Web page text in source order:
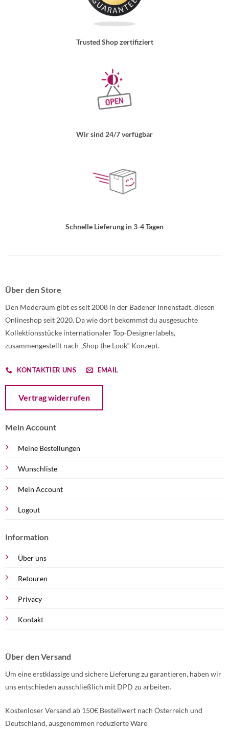
Trusted Shop zertifiziert
Wir sind 24/7 verfügbar
Schnelle Lieferung in 3-4 Tagen
Über den Store
Den Moderaum gibt es seit 2008 in der Badener Innenstadt, diesen
Onlineshop seit 2020. Da wie dort bekommst du ausgesuchte
Kollektionsstücke internationaler Top-Designerlabels,
zusammengestellt nach „Shop the Look“ Konzept.
KONTAKTIER UNS EMAIL
Vertrag widerrufen
Mein Account
Meine Bestellungen
Wunschliste
Mein Account
Logout
Information
Über uns
Retouren
Privacy
Kontakt
Über den Versand
Um eine erstklassige und sichere Lieferung zu garantieren, haben wir
uns entschieden ausschließlich mit DPD zu arbeiten.
Kostenloser Versand ab 150€ Bestellwert nach Österreich und
Deutschland, ausgenommen reduzierte Ware